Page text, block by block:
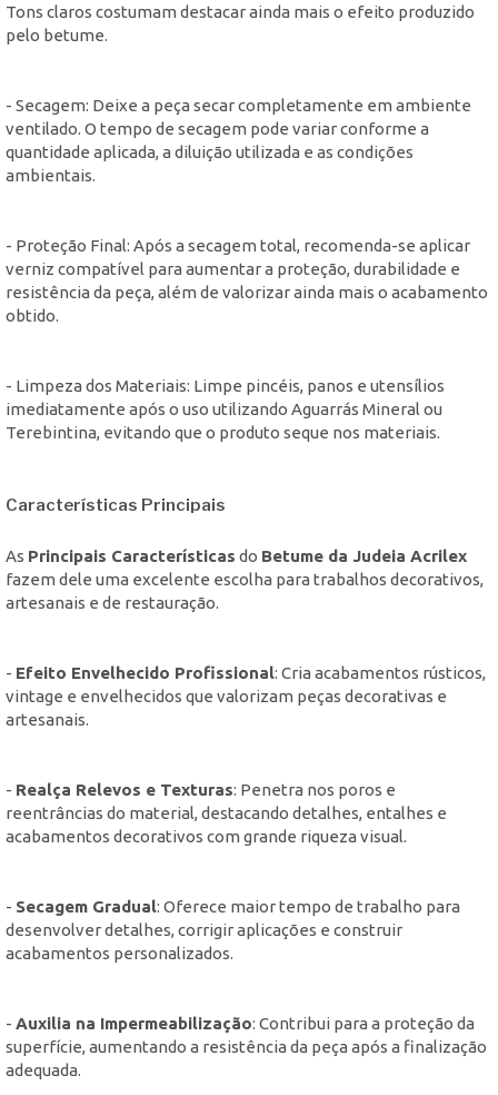
Tons claros costumam destacar ainda mais o efeito produzido
pelo betume.
- Secagem: Deixe a peça secar completamente em ambiente
ventilado. O tempo de secagem pode variar conforme a
quantidade aplicada, a diluição utilizada e as condições
ambientais.
- Proteção Final: Após a secagem total, recomenda-se aplicar
verniz compatível para aumentar a proteção, durabilidade e
resistência da peça, além de valorizar ainda mais o acabamento
obtido.
- Limpeza dos Materiais: Limpe pincéis, panos e utensílios
imediatamente após o uso utilizando Aguarrás Mineral ou
Terebintina, evitando que o produto seque nos materiais.
Características Principais
As Principais Características do Betume da Judeia Acrilex
fazem dele uma excelente escolha para trabalhos decorativos,
artesanais e de restauração.
- Efeito Envelhecido Profissional: Cria acabamentos rústicos,
vintage e envelhecidos que valorizam peças decorativas e
artesanais.
- Realça Relevos e Texturas: Penetra nos poros e
reentrâncias do material, destacando detalhes, entalhes e
acabamentos decorativos com grande riqueza visual.
- Secagem Gradual: Oferece maior tempo de trabalho para
desenvolver detalhes, corrigir aplicações e construir
acabamentos personalizados.
- Auxilia na Impermeabilização: Contribui para a proteção da
superfície, aumentando a resistência da peça após a finalização
adequada.